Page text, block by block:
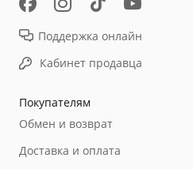
Покупателям
Обмен и возврат
Доставка и оплата
Поддержка онлайн
Кабинет продавца